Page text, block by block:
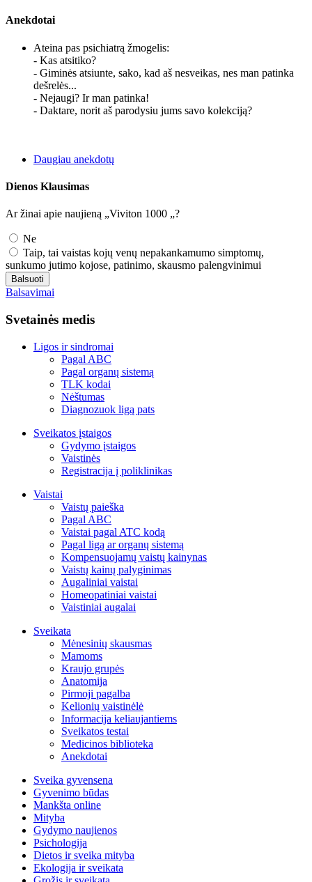
Anekdotai
Ateina pas psichiatrą žmogelis:
- Kas atsitiko?
- Giminės atsiunte, sako, kad aš nesveikas, nes man patinka
dešrelės...
- Nejaugi? Ir man patinka!
- Daktare, norit aš parodysiu jums savo kolekciją?
Daugiau anekdotų
Dienos Klausimas
Ar žinai apie naujieną „Viviton 1000 „?
Ne
Taip, tai vaistas kojų venų nepakankamumo simptomų,
sunkumo jutimo kojose, patinimo, skausmo palengvinimui
Balsuoti
Balsavimai
Svetainės medis
Ligos ir sindromai
Pagal ABC
Pagal organų sistemą
TLK kodai
Nėštumas
Diagnozuok ligą pats
Sveikatos įstaigos
Gydymo įstaigos
Vaistinės
Registracija į poliklinikas
Vaistai
Vaistų paieška
Pagal ABC
Vaistai pagal ATC kodą
Pagal ligą ar organų sistemą
Kompensuojamų vaistų kainynas
Vaistų kainų palyginimas
Augaliniai vaistai
Homeopatiniai vaistai
Vaistiniai augalai
Sveikata
Mėnesinių skausmas
Mamoms
Kraujo grupės
Anatomija
Pirmoji pagalba
Kelionių vaistinėlė
Informacija keliaujantiems
Sveikatos testai
Medicinos biblioteka
Anekdotai
Sveika gyvensena
Gyvenimo būdas
Mankšta online
Mityba
Gydymo naujienos
Psichologija
Dietos ir sveika mityba
Ekologija ir sveikata